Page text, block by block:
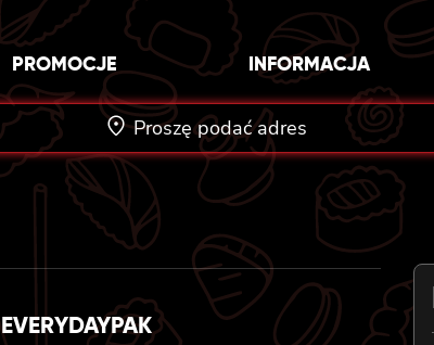
PROMOCJE INFORMACJA
Proszę podać adres
EVERYDAYPAK